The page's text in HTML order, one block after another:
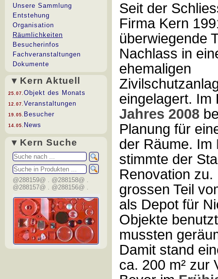
Unsere Sammlung
Entstehung
Organisation
Räumlichkeiten
Besucherinfos
Fachveranstaltungen
Dokumente
▾ Kern Aktuell
25.07. Objekt des Monats
12.07. Veranstaltungen
19.05. Besucher
14.05. News
▾ Kern Suche
@288159@ . @288158@ .
@288157@ . @288156@ .
Seit der
Firma Kern
überwiegende
Nachlass in
ehemaligen
eingelagert. Im
Jahres 2008
Planung für
der Räume. Im
stimmte der
Renovation
grossen Teil
als Depot für
Objekte
mussten
Damit stand
ca. 200 m² zur